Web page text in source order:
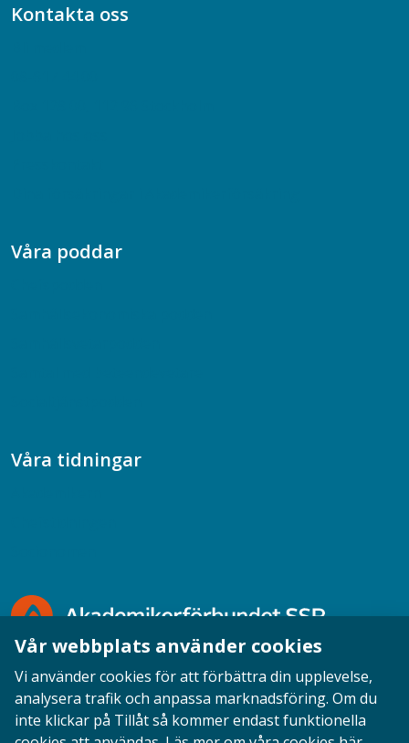
Kontakta oss
Våra poddar
Våra tidningar
Opinion English Personuppgifter Cookies
Vår webbplats använder cookies
Vi använder cookies för att förbättra din upplevelse,
analysera trafik och anpassa marknadsföring. Om du
inte klickar på Tillåt så kommer endast funktionella